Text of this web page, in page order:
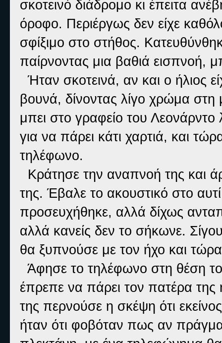
σκοτεινό διάδρομο κι έπειτα
όροφο. Περιέργως δεν είχε
σφίξιμο στο στήθος.
παίρνοντας μια βαθιά εισπνοή,
Ήταν σκοτεινά, αν και ο ήλιος
βουνά, δίνοντας λίγο χρώμα στη
μπει στο γραφείο του Λεονάρντο
για να πάρει κάτι χαρτιά, και
τηλέφωνο.
Κράτησε την αναπνοή της και
της. Έβαλε το ακουστικό στο
προσευχήθηκε, αλλά δίχως
αλλά κανείς δεν το σήκωνε.
θα ξυπνούσε με τον ήχο και
Άφησε το τηλέφωνο στη θέση
έπρεπε να πάρει τον πατέρα
της περνούσε η σκέψη ότι
ήταν ότι φοβόταν πως αν